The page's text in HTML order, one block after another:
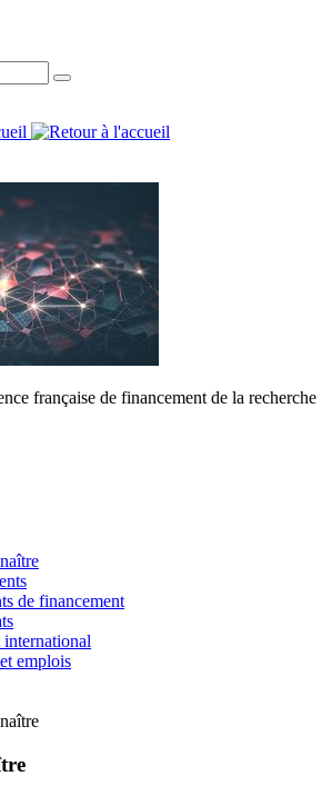
française de financement de la recherche
de financement
international
emplois